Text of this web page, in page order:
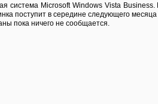
система Microsoft Windows Vista
поступит в середине следующего
пока ничего не сообщается.